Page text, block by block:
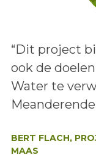
Lees het bericht:
“Dit project
ook de
Water te
BERT FLACH,
MAAS